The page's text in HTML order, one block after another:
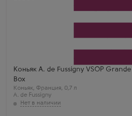
Коньяк A. de Fussigny VSOP
Box
Коньяк, Франция, 0,7 л
A. de Fussigny
Гранд Шампань, Коньяк
Выдержка
4 года